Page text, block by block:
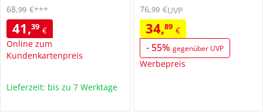
41,39 €
Online zum
Kundenkartenpreis
68,99 €***
Lieferzeit: bis zu 7 Werktage
34,89 €
- 55% gegenüber UVP
Werbepreis
76,99 €UVP